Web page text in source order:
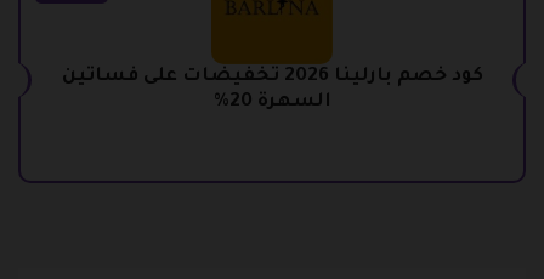
كود خصم بارلينا 2026 تخفيضات على فساتين
السهرة 20%